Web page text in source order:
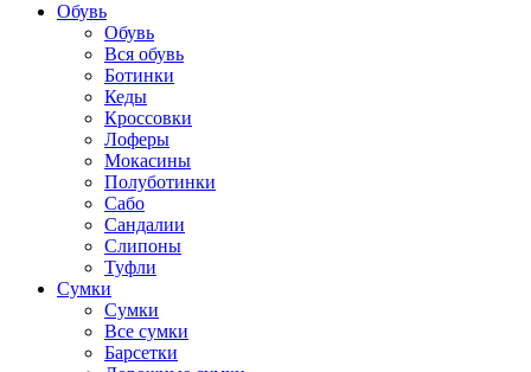
Обувь
Обувь
Вся обувь
Ботинки
Кеды
Кроссовки
Лоферы
Мокасины
Полуботинки
Сабо
Сандалии
Слипоны
Туфли
Сумки
Сумки
Все сумки
Барсетки